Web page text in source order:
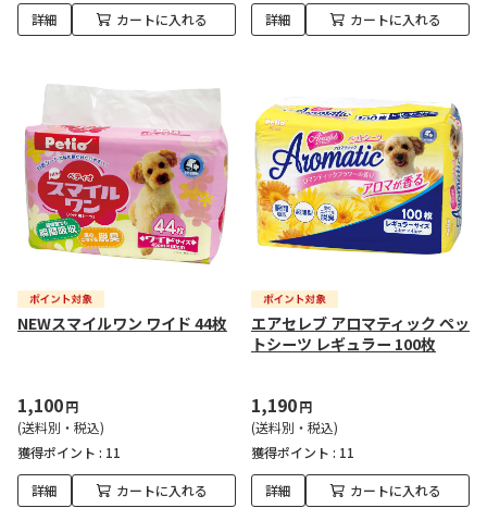
詳細 カートに入れる 詳細 カートに入れる
NEWスマイルワン ワイド 44枚
1,100円
(送料別・税込)
獲得ポイント : 11
詳細 カートに入れる
エアセレブ アロマティック ペッ
トシーツ レギュラー 100枚
1,190円
(送料別・税込)
獲得ポイント : 11
詳細 カートに入れる